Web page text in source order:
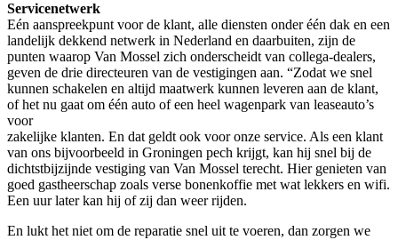
Servicenetwerk
Eén aanspreekpunt voor de klant, alle diensten onder één dak en een
landelijk dekkend netwerk in Nederland en daarbuiten, zijn de
punten waarop Van Mossel zich onderscheidt van collega-dealers,
geven de drie directeuren van de vestigingen aan. “Zodat we snel
kunnen schakelen en altijd maatwerk kunnen leveren aan de klant,
of het nu gaat om één auto of een heel wagenpark van leaseauto’s
voor
zakelijke klanten. En dat geldt ook voor onze service. Als een klant
van ons bijvoorbeeld in Groningen pech krijgt, kan hij snel bij de
dichtstbijzijnde vestiging van Van Mossel terecht. Hier genieten van
goed gastheerschap zoals verse bonenkoffie met wat lekkers en wifi.
Een uur later kan hij of zij dan weer rijden.
En lukt het niet om de reparatie snel uit te voeren, dan zorgen we